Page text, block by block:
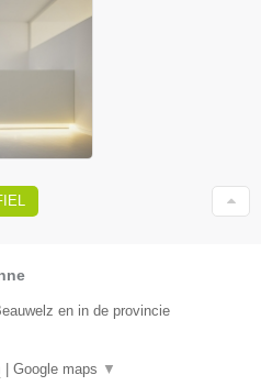
en in de provincie
Google maps ▼